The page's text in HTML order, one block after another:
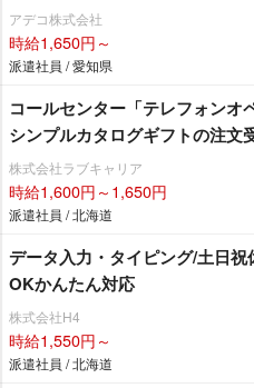
アデコ株式会社
時給1,650円～
派遣社員 / 愛知県
コールセンター「テレフォンオ
シンプルカタログギフトの注文
株式会社ラブキャリア
時給1,600円～1,650円
派遣社員 / 北海道
データ入力・タイピング/土日
OKかんたん対応
株式会社H4
時給1,550円～
派遣社員 / 北海道